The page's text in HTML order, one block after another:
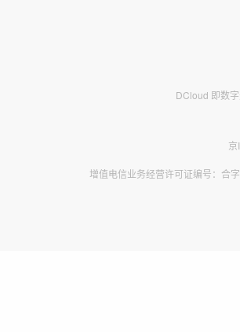
DCloud 即数
增值电信业务经营许可证编号：合